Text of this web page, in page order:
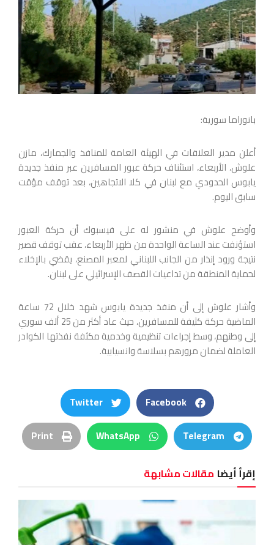
بانوراما سورية:
‏أعلن مدير العلاقات في الهيئة العامة للمنافذ والجمارك، مازن
علوش، الأربعاء، استئناف حركة عبور المسافرين عبر منفذ جديدة
يابوس الحدودي مع لبنان في كلا الاتجاهين، بعد توقف مؤقت
سابق اليوم.
وأوضح علوش في منشور له على فيسبوك أن حركة العبور
استؤنفت عند الساعة الواحدة من ظهر الأربعاء، عقب توقف قصير
نتيجة ورود إنذار من الجانب اللبناني لمعبر المصنع، يقضي بالإخلاء
لحماية المنطقة من تداعيات القصف الإسرائيلي على لبنان.
وأشار علوش إلى أن منفذ جديدة يابوس شهد خلال 72 ساعة
الماضية حركة كثيفة للمسافرين، حيث عاد أكثر من 25 ألف سوري
إلى وطنهم، وسط إجراءات تنظيمية وخدمية مكثفة نفذتها الكوادر
العاملة لضمان مرورهم بسلاسة وانسيابية.
Facebook
Twitter
Telegram
WhatsApp
Print
إقرأ أيضا مقالات مشابهة